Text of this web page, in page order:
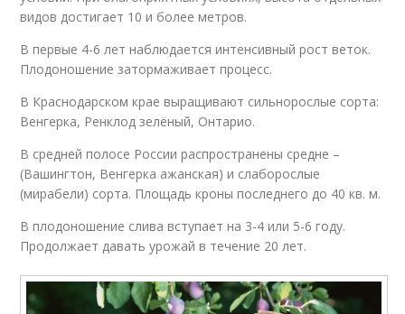
видов достигает 10 и более метров.
В первые 4-6 лет наблюдается интенсивный рост веток.
Плодоношение затормаживает процесс.
В Краснодарском крае выращивают сильнорослые сорта:
Венгерка, Ренклод зелёный, Онтарио.
В средней полосе России распространены средне –
(Вашингтон, Венгерка ажанская) и слаборослые
(мирабели) сорта. Площадь кроны последнего до 40 кв. м.
В плодоношение слива вступает на 3-4 или 5-6 году.
Продолжает давать урожай в течение 20 лет.